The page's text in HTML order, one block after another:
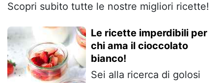
Scopri subito tutte le nostre migliori ricette!
Le ricette imperdibili per
chi ama il cioccolato
bianco!
Sei alla ricerca di golosi